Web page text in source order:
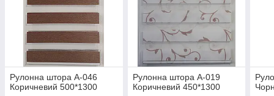
Рулонна штора А-046
Коричневий 500*1300
Рулонна штора А-019
Коричневий 450*1300